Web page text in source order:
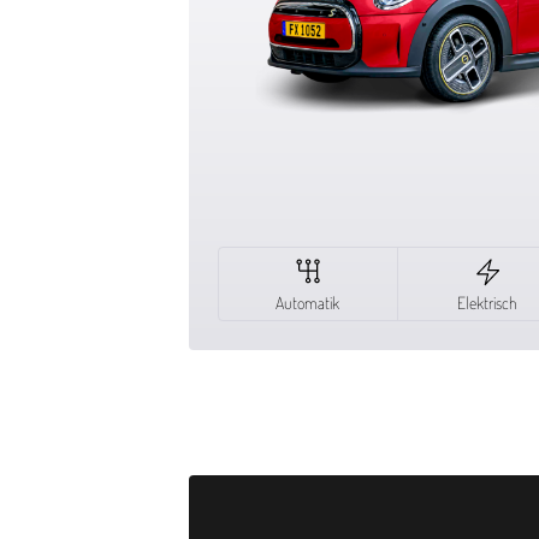
Automatik Elektrisch